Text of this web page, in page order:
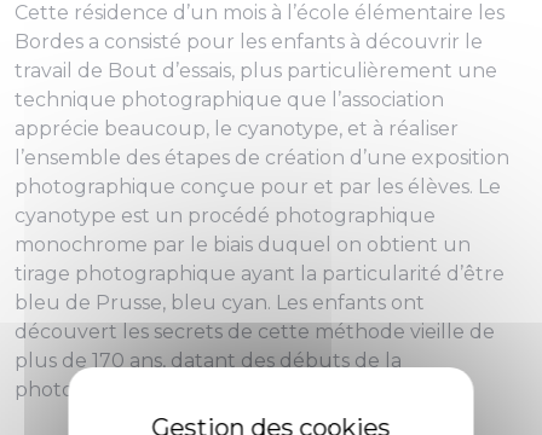
Cette résidence d’un mois à l’école élémentaire les
Bordes a consisté pour les enfants à découvrir le
travail de Bout d’essais, plus particulièrement une
technique photographique que l’association
apprécie beaucoup, le cyanotype, et à réaliser
l’ensemble des étapes de création d’une exposition
photographique conçue pour et par les élèves. Le
cyanotype est un procédé photographique
monochrome par le biais duquel on obtient un
tirage photographique ayant la particularité d’être
bleu de Prusse, bleu cyan. Les enfants ont
découvert les secrets de cette méthode vieille de
plus de 170 ans, datant des débuts de la
photographie.